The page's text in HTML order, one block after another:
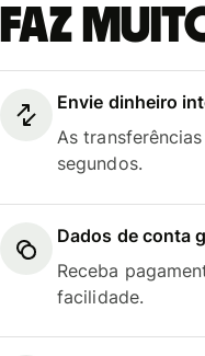
faz
Envie dinheiro
As
segundos.
Dados de conta
Receba
facilidade.